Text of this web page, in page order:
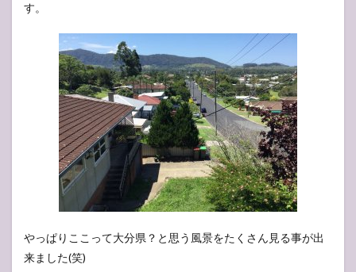
す。
やっぱりここって大分県？と思う風景をたくさん見る事が出
来ました(笑)